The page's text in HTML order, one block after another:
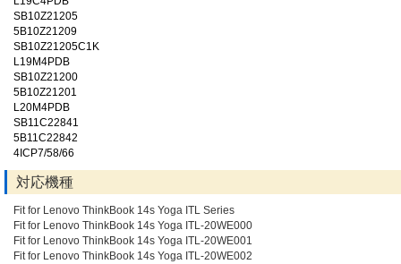
SB10Z21205
5B10Z21209
SB10Z21205C1K
L19M4PDB
SB10Z21200
5B10Z21201
L20M4PDB
SB11C22841
5B11C22842
4ICP7/58/66
対応機種
Fit for Lenovo ThinkBook 14s Yoga ITL Series
Fit for Lenovo ThinkBook 14s Yoga ITL-20WE000
Fit for Lenovo ThinkBook 14s Yoga ITL-20WE001
Fit for Lenovo ThinkBook 14s Yoga ITL-20WE002